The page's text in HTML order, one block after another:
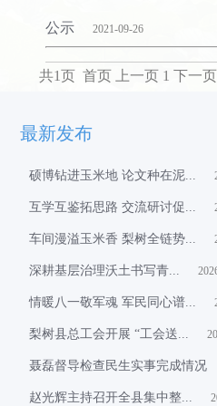
公示 2021-09-26
共1页 首页 上一页 1 下一
最新发布
硕博钻进玉米地 论文种在泥...
互学互鉴拓思路 交流研讨促...
车间漫溢玉米香 梨树全链势...
​深耕基层治理沃土书写青...
情暖八一敬军魂 军民同心谱...
梨树县总工会开展 “工会送...
聂磊督导检查民生实事完成情况
赵光辉主持召开全县集中整...